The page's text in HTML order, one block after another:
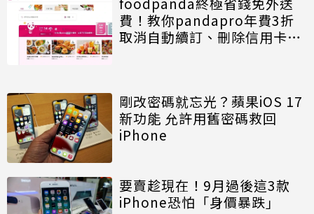
費！教你pandapro年費3折
取消自動續訂、刪除信用卡一
剛改密碼就忘光？蘋果iOS 17
新功能 允許用舊密碼救回
iPhone
要賣趁現在！9月過後這3款
iPhone恐怕「身價暴跌」